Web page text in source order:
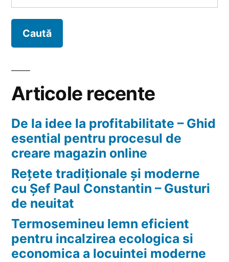
anticelulitic
nostru?
după:
Articole recente
De la idee la profitabilitate – Ghid
esential pentru procesul de
creare magazin online
Rețete tradiționale și moderne
cu Șef Paul Constantin – Gusturi
de neuitat
Termosemineu lemn eficient
pentru incalzirea ecologica si
economica a locuintei moderne